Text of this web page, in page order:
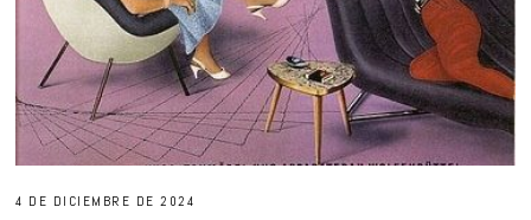
4 DE DICIEMBRE DE 2024